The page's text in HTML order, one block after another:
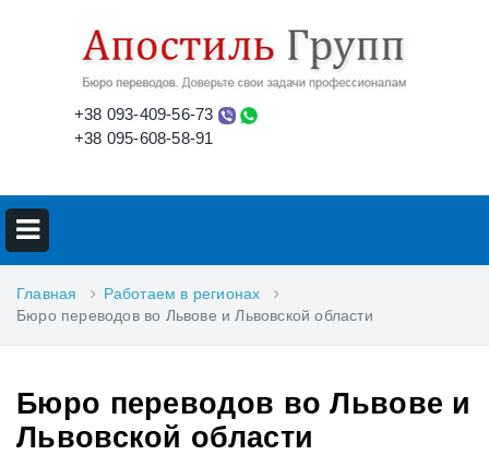
+38 093-409-56-73
+38 095-608-58-91
Главная
Работаем в регионах
Бюро переводов во Львове и Львовской области
Бюро переводов во Львове и
Львовской области